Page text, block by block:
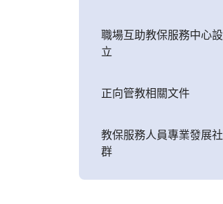
職場互助教保服務中心設
立
正向管教相關文件
教保服務人員專業發展社
群